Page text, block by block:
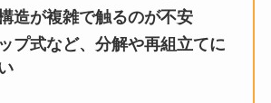
造が複雑で触るのが不安
プ式など、分解や再組立てに